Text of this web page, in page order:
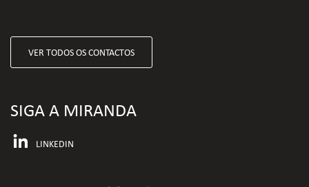
VER TODOS OS CONTACTOS
SIGA A MIRANDA
LINKEDIN